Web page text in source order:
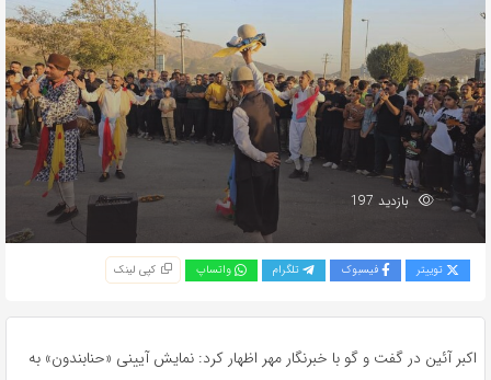
بازدید 197
توییتر فیسبوک تلگرام واتساپ کپی لینک
اکبر آئین در گفت و گو با خبرنگار مهر اظهار کرد: نمایش آیینی «حنابندون» به